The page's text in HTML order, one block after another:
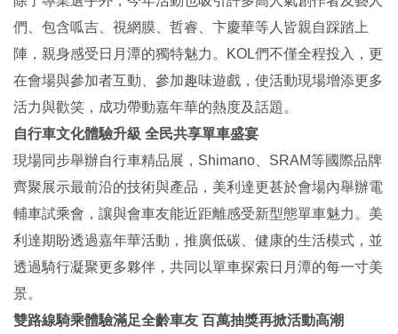
們、包含呱吉、視網膜、哲睿、卞慶華等人皆親自踩踏上
陣，親身感受日月潭的獨特魅力。KOL們不僅全程投入，更
在會場與參加者互動、參加趣味遊戲，使活動現場增添更多
活力與歡笑，成功帶動嘉年華的熱度及話題。
自行車文化體驗升級 全民共享單車盛宴
現場同步舉辦自行車精品展，Shimano、SRAM等國際品牌
齊聚展示最前沿的技術與產品，美利達更甚於會場內舉辦電
輔車試乘會，讓與會車友能近距離感受新型態單車魅力。美
利達期盼透過嘉年華活動，推廣低碳、健康的生活模式，並
透過騎行凝聚更多夥伴，共同以單車探索日月潭的每一寸美
景。
雙路線騎乘體驗滿足全齡車友 百萬抽獎再掀活動高潮